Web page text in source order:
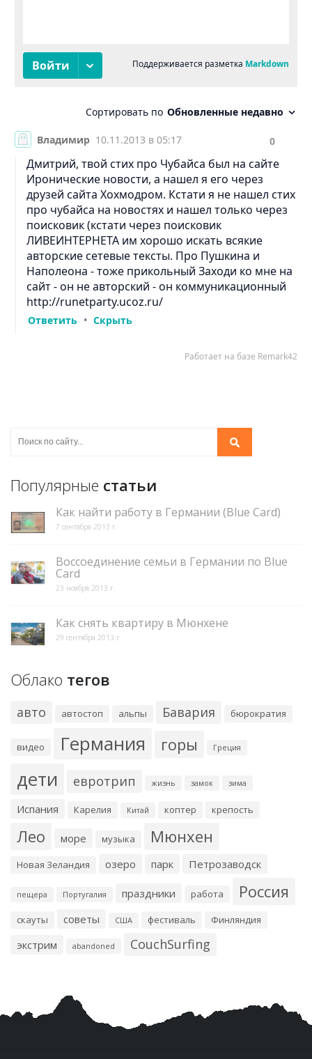
Популярные статьи
Как найти работу в Германии (Blue Card)
7 сентября 2013 г.
Воссоединение семьи в Германии по Blue
Card
23 ноября 2013 г.
Как снять квартиру в Мюнхене
29 сентября 2013 г.
Облако тегов
авто автостоп альпы Бавария бюрократия
видео Германия горы Греция
дети евротрип жизнь замок зима
Испания Карелия Китай коптер крепость
Лео море музыка Мюнхен
Новая Зеландия озеро парк Петрозаводск
пещера Португалия праздники работа Россия
скауты советы США фестиваль Финляндия
экстрим abandoned CouchSurfing